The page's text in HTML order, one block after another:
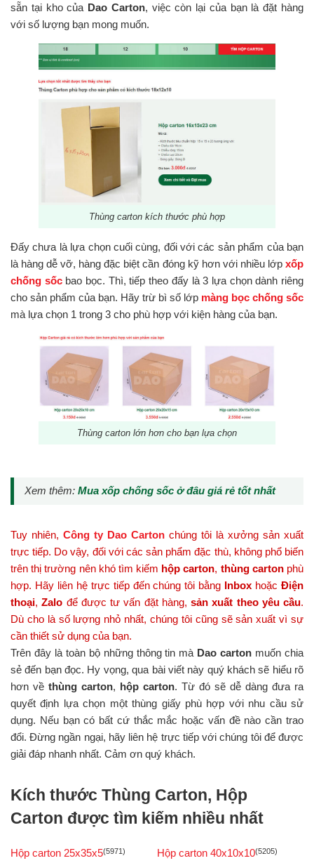
sẵn tại kho của Dao Carton, việc còn lại của bạn là đặt hàng
với số lượng bạn mong muốn.
Thùng carton kích thước phù hợp
Đấy chưa là lựa chọn cuối cùng, đối với các sản phẩm của bạn
là hàng dễ vỡ, hàng đặc biệt cần đóng kỹ hơn với nhiều lớp xốp
chống sốcbao bọc. Thì, tiếp theo đấy là 3 lựa chọn dành riêng
cho sản phẩm của bạn. Hãy trừ bì số lớp màng bọc chống sốc
mà lựa chọn 1 trong 3 cho phù hợp với kiện hàng của bạn.
Thùng carton lớn hơn cho bạn lựa chọn
Xem thêm: Mua xốp chống sốc ở đâu giá rẻ tốt nhất
Tuy nhiên, Công ty Dao Carton chúng tôi là xưởng sản xuất
trực tiếp. Do vậy, đối với các sản phẩm đặc thù, không phổ biến
trên thị trường nên khó tìm kiếm hộp carton, thùng cartonphù
hợp. Hãy liên hệ trực tiếp đến chúng tôi bằng Inbox hoặcĐiện
thoại,Zalo để được tư vấn đặt hàng, sản xuất theo yêu cầu.
Dù cho là số lượng nhỏ nhất, chúng tôi cũng sẽ sản xuất vì sự
cần thiết sử dụng của bạn.
Trên đây là toàn bộ những thông tin mà Dao carton muốn chia
sẻ đến bạn đọc. Hy vọng, qua bài viết này quý khách sẽ hiểu rõ
hơn về thùng carton, hộp carton. Từ đó sẽ dễ dàng đưa ra
quyết định lựa chọn một thùng giấy phù hợp với nhu cầu sử
dụng. Nếu bạn có bất cứ thắc mắc hoặc vấn đề nào cần trao
đổi. Đừng ngần ngại, hãy liên hệ trực tiếp với chúng tôi để được
giải đáp nhanh nhất. Cảm ơn quý khách.
Kích thước Thùng Carton, Hộp
Carton được tìm kiếm nhiều nhất
Hộp carton 25x35x5(5971) Hộp carton 40x10x10(5205)